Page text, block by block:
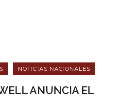
NOTICIAS NACIONALES
ANUNCIA EL